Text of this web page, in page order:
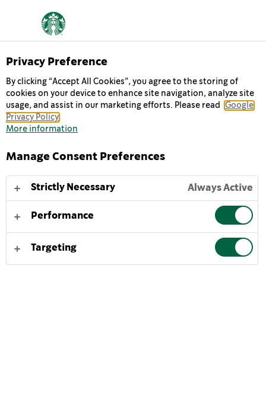
COFFEE
coffee on saanut innoitusta aidosta Starbucks-
tunnusomaista espressopaahdettua kahviamme ja
viileää, kermaista maitoa – verraton herkku niin
kotona kuin reissussa.
Kun haluat parhaan Starbucks Frappuccino® iced coffee
-elämyksen, ravista hellävaraisesti ja tarjoile
jäähdytettynä tai jäillä.
Privacy Preference
By clicking “Accept All Cookies”, you agree to the storing of
cookies on your device to enhance site navigation, analyze site
usage, and assist in our marketing efforts. Please read
Google
Privacy Policy
More information
Manage Consent Preferences
Strictly Necessary Always Active
Performance
Targeting